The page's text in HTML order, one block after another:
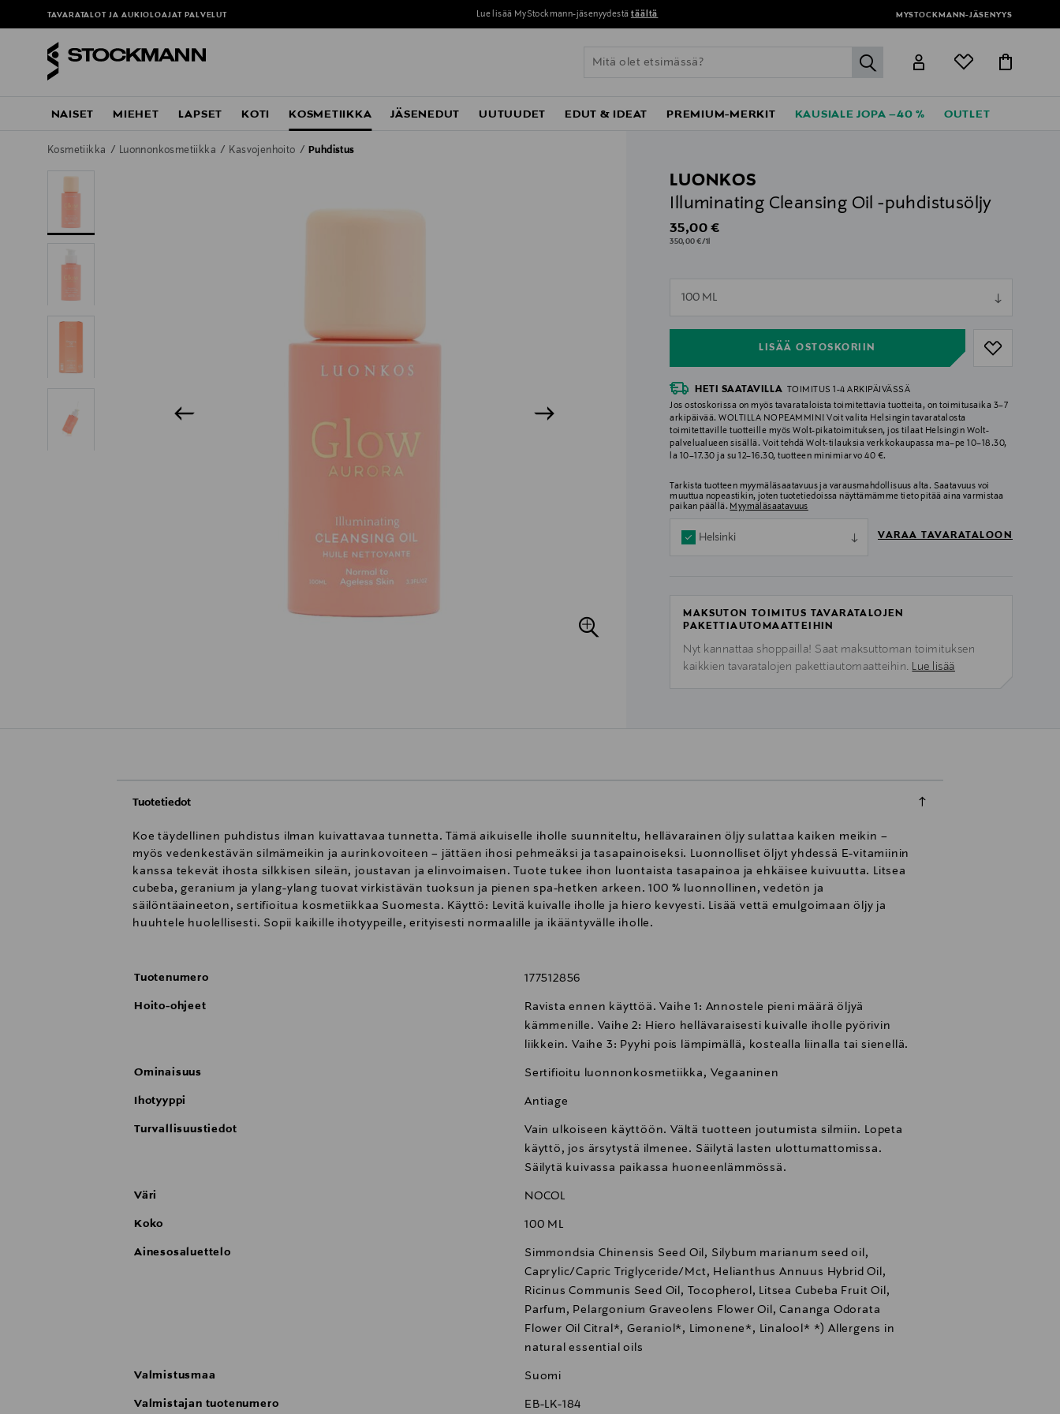
TAVARATALOT JA AUKIOLOAJAT PALVELUT Lue lisää MyStockmann-jäsenyydestä täältä MYSTOCKMANN-JÄSENYYS
label.header.go
NAISET MIEHET LAPSET KOTI KOSMETIIKKA JÄSENEDUT UUTUUDET EDUT & IDEAT PREMIUM-MERKIT KAUSIALE JOPA –40 % OUTLET
Kosmetiikka Luonnonkosmetiikka Kasvojenhoito Puhdistus
LUONKOS
Illuminating Cleansing Oil -puhdistusöljy
Original Price
35,00 €
350,00 €/1l
100 ML
LISÄÄ OSTOSKORIIN
null
HETI SAATAVILLA
TOIMITUS 1-4 ARKIPÄIVÄSSÄ
Jos ostoskorissa on myös tavarataloista toimitettavia tuotteita, on toimitusaika 3–7
arkipäivää. WOLTILLA NOPEAMMIN! Voit valita Helsingin tavaratalosta
toimitettaville tuotteille myös Wolt-pikatoimituksen, jos tilaat Helsingin Wolt-
palvelualueen sisällä. Voit tehdä Wolt-tilauksia verkkokaupassa ma–pe 10–18.30,
la 10–17.30 ja su 12–16.30, tuotteen minimiarvo 40 €.
Tarkista tuotteen myymäläsaatavuus ja varausmahdollisuus alta. Saatavuus voi
muuttua nopeastikin, joten tuotetiedoissa näyttämämme tieto pitää aina varmistaa
paikan päällä. Myymäläsaatavuus
Helsinki VARAA TAVARATALOON
MAKSUTON TOIMITUS TAVARATALOJEN
PAKETTIAUTOMAATTEIHIN
Nyt kannattaa shoppailla! Saat maksuttoman toimituksen
kaikkien tavaratalojen pakettiautomaatteihin. Lue lisää
Tuotetiedot
Koe täydellinen puhdistus ilman kuivattavaa tunnetta. Tämä aikuiselle iholle suunniteltu, hellävarainen öljy sulattaa kaiken meikin –
myös vedenkestävän silmämeikin ja aurinkovoiteen – jättäen ihosi pehmeäksi ja tasapainoiseksi. Luonnolliset öljyt yhdessä E-vitamiinin
kanssa tekevät ihosta silkkisen sileän, joustavan ja elinvoimaisen. Tuote tukee ihon luontaista tasapainoa ja ehkäisee kuivuutta. Litsea
cubeba, geranium ja ylang-ylang tuovat virkistävän tuoksun ja pienen spa-hetken arkeen. 100 % luonnollinen, vedetön ja
säilöntäaineeton, sertifioitua kosmetiikkaa Suomesta. Käyttö: Levitä kuivalle iholle ja hiero kevyesti. Lisää vettä emulgoimaan öljy ja
huuhtele huolellisesti. Sopii kaikille ihotyypeille, erityisesti normaalille ja ikääntyvälle iholle.
Tuotenumero 177512856
Hoito-ohjeet
Ravista ennen käyttöä. Vaihe 1: Annostele pieni määrä öljyä
kämmenille. Vaihe 2: Hiero hellävaraisesti kuivalle iholle pyörivin
liikkein. Vaihe 3: Pyyhi pois lämpimällä, kostealla liinalla tai sienellä.
Ominaisuus Sertifioitu luonnonkosmetiikka, Vegaaninen
Ihotyyppi Antiage
Turvallisuustiedot
Vain ulkoiseen käyttöön. Vältä tuotteen joutumista silmiin. Lopeta
käyttö, jos ärsytystä ilmenee. Säilytä lasten ulottumattomissa.
Säilytä kuivassa paikassa huoneenlämmössä.
Väri NOCOL
Koko 100 ML
Ainesosaluettelo
Simmondsia Chinensis Seed Oil, Silybum marianum seed oil,
Caprylic/Capric Triglyceride/Mct, Helianthus Annuus Hybrid Oil,
Ricinus Communis Seed Oil, Tocopherol, Litsea Cubeba Fruit Oil,
Parfum, Pelargonium Graveolens Flower Oil, Cananga Odorata
Flower Oil Citral*, Geraniol*, Limonene*, Linalool* *) Allergens in
natural essential oils
Valmistusmaa Suomi
Valmistajan tuotenumero EB-LK-184